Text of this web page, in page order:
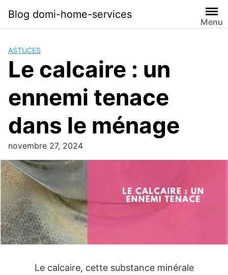
content
Blog domi-home-services
Menu
ASTUCES
Le calcaire : un
ennemi tenace
dans le ménage
novembre 27, 2024
Le calcaire, cette substance minérale